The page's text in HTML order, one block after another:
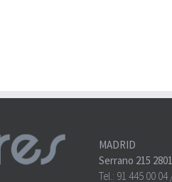
MADRID
Serrano 215
Tel.: 91 445 00 04